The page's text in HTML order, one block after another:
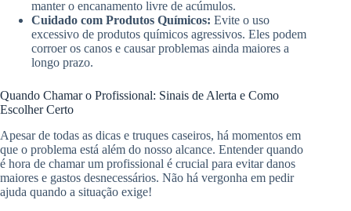
manter o encanamento livre de acúmulos.
Cuidado com Produtos Químicos: Evite o uso
excessivo de produtos químicos agressivos. Eles podem
corroer os canos e causar problemas ainda maiores a
longo prazo.
Quando Chamar o Profissional: Sinais de Alerta e Como
Escolher Certo
Apesar de todas as dicas e truques caseiros, há momentos em
que o problema está além do nosso alcance. Entender quando
é hora de chamar um profissional é crucial para evitar danos
maiores e gastos desnecessários. Não há vergonha em pedir
ajuda quando a situação exige!